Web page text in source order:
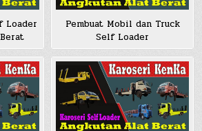
Loader
Pembuat Mobil dan Truck
Self Loader